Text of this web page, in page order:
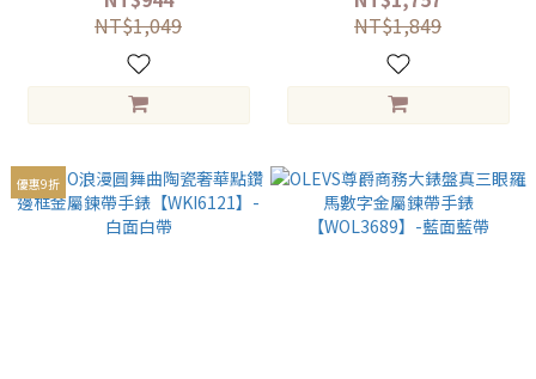
NT$1,049
NT$1,849
優惠9折